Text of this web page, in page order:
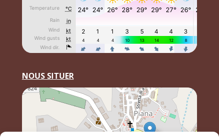
NOUS SITUER